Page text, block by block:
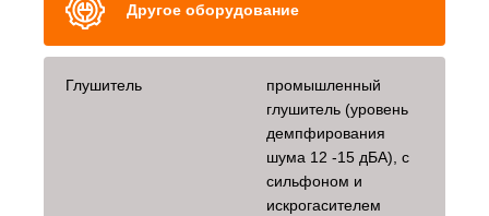
Другое оборудование
Глушитель
промышленный
глушитель (уровень
демпфирования
шума 12 -15 дБА), с
сильфоном и
искрогасителем